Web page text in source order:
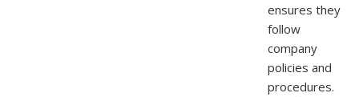
ensures they
follow
company
policies and
procedures.